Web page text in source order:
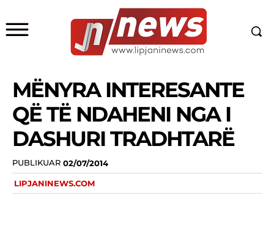
MËNYRA INTERESANTE
QË TË NDAHENI NGA I
DASHURI TRADHTARË
PUBLIKUAR 02/07/2014
LIPJANINEWS.COM